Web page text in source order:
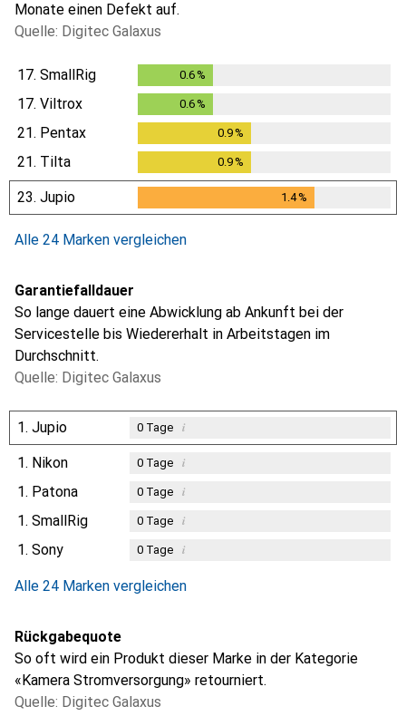
Monate einen Defekt auf.
Quelle: Digitec Galaxus
17. SmallRig 0.6 %
17. Viltrox 0.6 %
21. Pentax 0.9%
21. Tilta 0.9%
23. Jupio 1.4%
Alle 24 Marken vergleichen
Garantiefalldauer
So lange dauert eine Abwicklung ab Ankunft bei der
Servicestelle bis Wiedererhalt in Arbeitstagen im
Durchschnitt.
Quelle: Digitec Galaxus
1. Jupio 0Tage i
1. Nikon 0Tage i
1. Patona 0Tage i
1. SmallRig 0Tage i
1. Sony 0Tage i
Alle 24 Marken vergleichen
Rückgabequote
So oft wird ein Produkt dieser Marke in der Kategorie
«Kamera Stromversorgung» retourniert.
Quelle: Digitec Galaxus